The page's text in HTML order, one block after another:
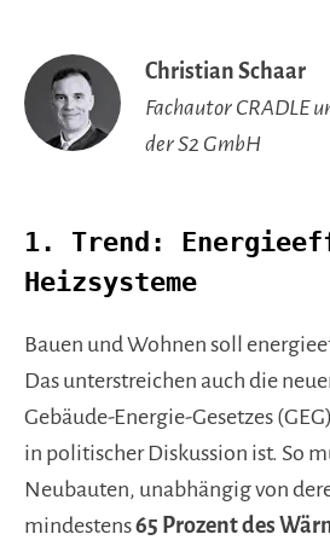
Christian Schaar
Fachautor CRADLE
der S2 GmbH
1. Trend:
Heizsysteme
Bauen und Wohnen soll
Das unterstreichen auch die
Gebäude-Energie-Gesetzes
in politischer Diskussion ist. So
Neubauten, unabhängig von
mindestens65 Prozent des